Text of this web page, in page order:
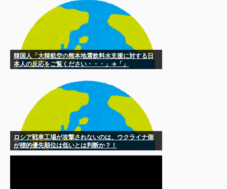
韓国人「大韓航空の熊本地震飲料水支援に対する日
本人の反応をご覧ください・・・」→「」
ロシア戦車工場が攻撃されないのは、ウクライナ側
が標的優先順位は低いとは判断か？！